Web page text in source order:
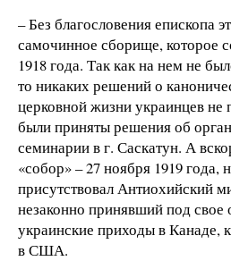
– Без благословения епископа
самочинное сборище, которое
1918 года. Так как на нем не
то никаких решений о
церковной жизни украинцев не
были приняты решения об
семинарии в г. Саскатун. А
«собор» – 27 ноября 1919 года,
присутствовал Антиохийский
незаконно принявший под свое
украинские приходы в Канаде,
в США.